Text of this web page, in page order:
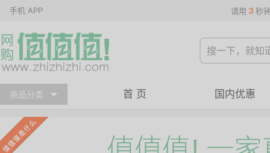
手机 APP 请用 3 秒
商品分类 首 页 国内优惠